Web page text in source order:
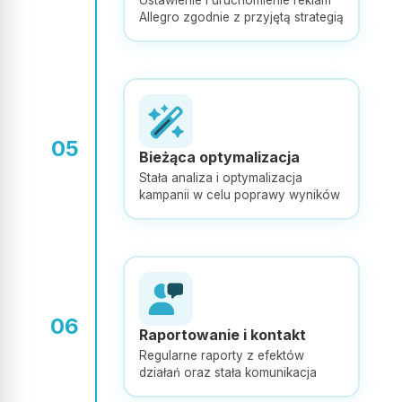
Profesjonalne podejście, świetna komunikacja i realne efekty.
Od samego początku współpraca przebiegała sprawnie,
nasza sprzedaż wyraźnie poszła w górę.
Opublikowano w Google
Super profesjonaliści. Gorąco Polecam
Opublikowano w Google
Allegro zgodnie z przyjętą strategią
Bieżąca optymalizacja
Stała analiza i optymalizacja
kampanii w celu poprawy wyników
05
06 Raportowanie i kontakt
Regularne raporty z efektów
działań oraz stała komunikacja